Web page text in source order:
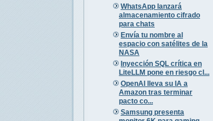
WhatsApp lanzará
almacenamiento cifrado
para chats
Envía tu nombre al
espacio con satélites de la
NASA
Inyección SQL crítica en
LiteLLM pone en riesgo cl...
OpenAI lleva su IA a
Amazon tras terminar
pacto co...
Samsung presenta